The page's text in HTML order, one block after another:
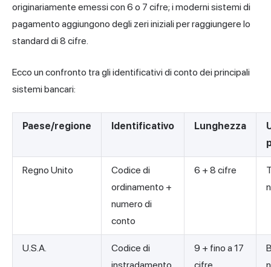
originariamente emessi con 6 o 7 cifre; i moderni sistemi di
pagamento aggiungono degli zeri iniziali per raggiungere lo
standard di 8 cifre.
Ecco un confronto tra gli identificativi di conto dei principali
sistemi bancari:
Paese/regione Identificativo Lunghezza
Regno Unito
Codice di
ordinamento +
numero di
conto
6 + 8 cifre
U.S.A.
Codice di
9 + fino a 17